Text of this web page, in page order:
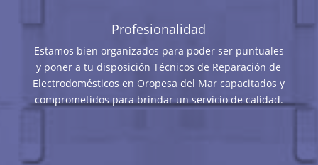
Profesionalidad
Estamos bien organizados para poder ser puntuales
y poner a tu disposición Técnicos de Reparación de
Electrodomésticos en Oropesa del Mar capacitados y
comprometidos para brindar un servicio de calidad.